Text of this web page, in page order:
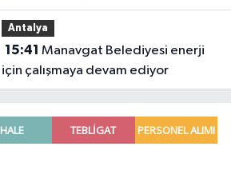
Antalya
15:41
için çalışmaya devam ediyor